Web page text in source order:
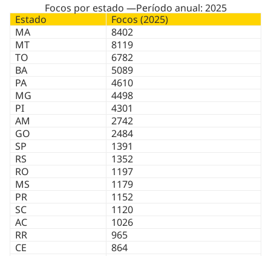
Focos por estado —Período anual: 2025
Estado
Focos (2025)
MA
8402
MT
8119
TO
6782
BA
5089
PA
4610
MG
4498
PI
4301
AM
2742
GO
2484
SP
1391
RS
1352
RO
1197
MS
1179
PR
1152
SC
1120
AC
1026
RR
965
CE
864